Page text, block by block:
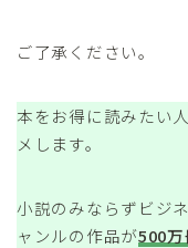
ご了承ください。
本をお得に読みたい
メします。
小説のみならずビジ
ャンルの作品が500